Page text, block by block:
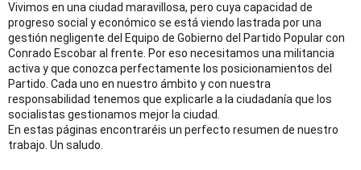
Vivimos en una ciudad maravillosa, pero cuya capacidad de
progreso social y económico se está viendo lastrada por una
gestión negligente del Equipo de Gobierno del Partido Popular con
Conrado Escobar al frente. Por eso necesitamos una militancia
activa y que conozca perfectamente los posicionamientos del
Partido. Cada uno en nuestro ámbito y con nuestra
responsabilidad tenemos que explicarle a la ciudadanía que los
socialistas gestionamos mejor la ciudad.
En estas páginas encontraréis un perfecto resumen de nuestro
trabajo. Un saludo.